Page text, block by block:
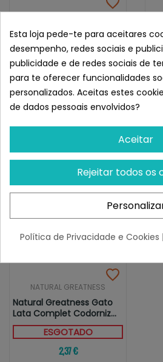
NATURAL GREATNESS
Natural Greatness Gato
Lata Complet Pavo Con
Salmón,...
¡Últimas produtos!
2,64 €
NATURAL GREATNESS
Natural Greatness Gato
Lata Complet Codorniz
Con...
ESGOTADO
2,37 €
Esta loja pede-te para aceitares
desempenho, redes sociais e
publicidade e de redes sociais de
para te oferecer funcionalidades
personalizados. Aceitas estes
de dados pessoais envolvidos?
Aceitar
Rejeitar todos os
Política de Privacidade e Cookies |